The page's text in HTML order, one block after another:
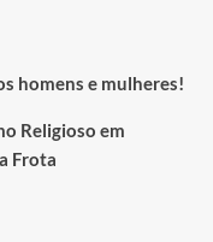
homens e mulheres!
Religioso em
Frota